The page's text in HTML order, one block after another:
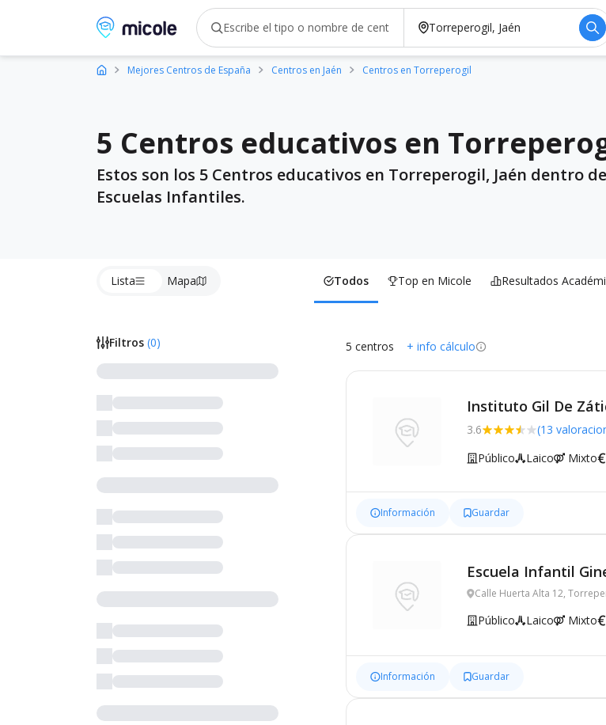
Micole, buscador de colegios
Mejores Centros de España Centros en Jaén Centros en Torreperogil
5 Centros educativos en
Estos son los 5 Centros educativos en Torreperogil, Jaén dentro
Escuelas Infantiles.
Lista Mapa Todos Top en Micole Resultados
Filtros (0) 5 centros + info cálculo
Instituto Gil De
3.6 (13
Público Laico Mixto
Información Guardar
Escuela Infantil
Calle Huerta Alta 12,
Público Laico Mixto
Información Guardar